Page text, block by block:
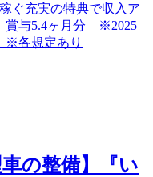
車の整備】『い